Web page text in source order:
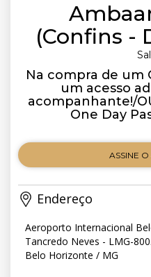
(Confins -
Na compra de um
um acesso
acompanhante!/
One Day
ASSINE
Endereço
Aeroporto Internacional
Tancredo Neves - LMG-
Belo Horizonte / MG